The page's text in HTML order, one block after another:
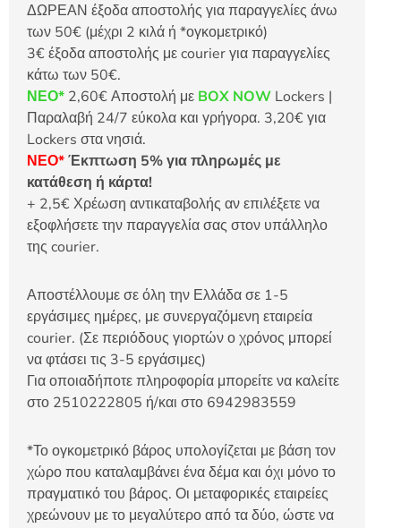
ΔΩΡΕΑΝ έξοδα αποστολής για παραγγελίες άνω
των 50€ (μέχρι 2 κιλά ή *ογκομετρικό)
3€ έξοδα αποστολής με courier για παραγγελίες
κάτω των 50€.
ΝΕΟ* 2,60€ Αποστολή με BOX NOW Lockers |
Παραλαβή 24/7 εύκολα και γρήγορα. 3,20€ για
Lockers στα νησιά.
ΝΕΟ*Έκπτωση 5% για πληρωμές με
κατάθεση ή κάρτα!
+ 2,5€ Χρέωση αντικαταβολής αν επιλέξετε να
εξοφλήσετε την παραγγελία σας στον υπάλληλο
της courier.
Αποστέλλουμε σε όλη την Ελλάδα σε 1-5
εργάσιμες ημέρες, με συνεργαζόμενη εταιρεία
courier. (Σε περιόδους γιορτών ο χρόνος μπορεί
να φτάσει τις 3-5 εργάσιμες)
Για οποιαδήποτε πληροφορία μπορείτε να καλείτε
στο 2510222805 ή/και στο 6942983559
*Το ογκομετρικό βάρος υπολογίζεται με βάση τον
χώρο που καταλαμβάνει ένα δέμα και όχι μόνο το
πραγματικό του βάρος. Οι μεταφορικές εταιρείες
χρεώνουν με το μεγαλύτερο από τα δύο, ώστε να